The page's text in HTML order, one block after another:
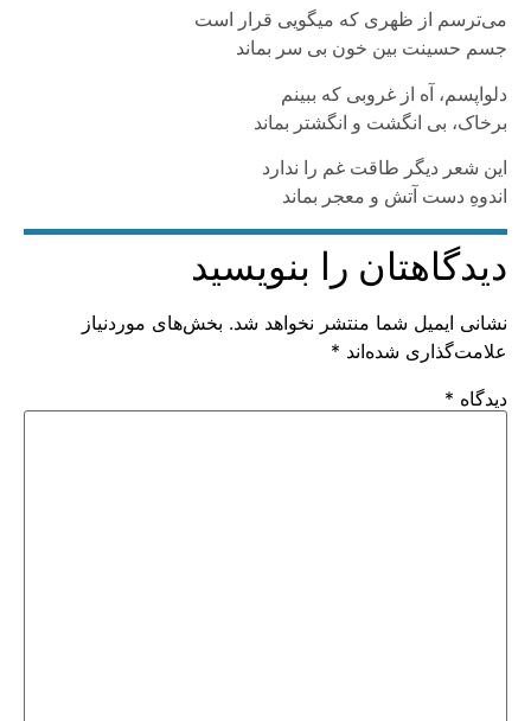
می‌ترسم از ظهری که میگویی قرار است
جسم حسینت بین خون بی سر بماند
دلواپسم، آه از غروبی که ببینم
برخاک، بی انگشت و انگشتر بماند
این شعر دیگر طاقت غم را ندارد
اندوهِ دست آتش و معجر بماند
دیدگاهتان را بنویسید
نشانی ایمیل شما منتشر نخواهد شد. بخش‌های موردنیاز
علامت‌گذاری شده‌اند *
دیدگاه *